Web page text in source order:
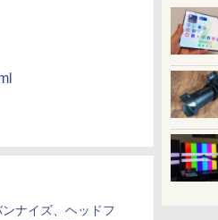
ンナイズ、ヘッドフ